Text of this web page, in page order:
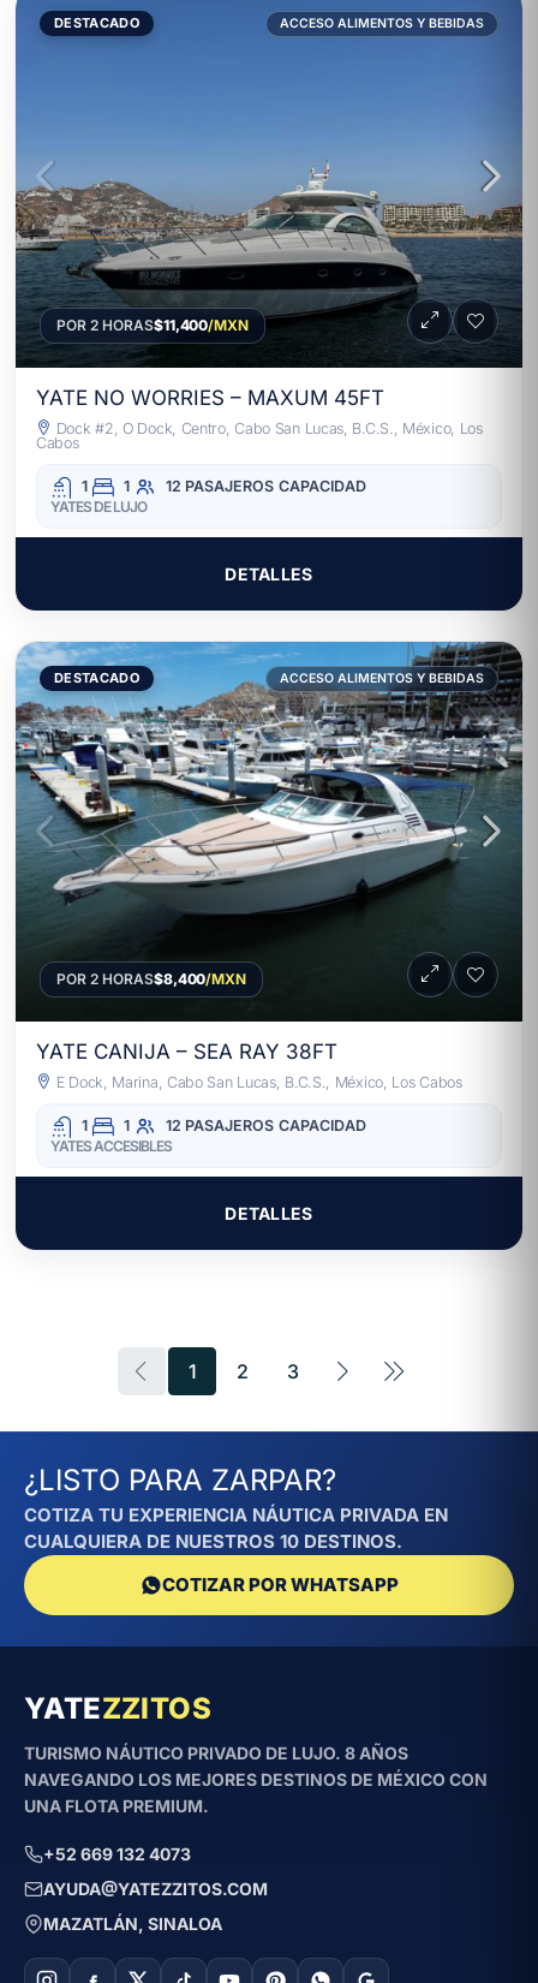
DESTACADO ACCESO ALIMENTOS Y BEBIDAS
POR 2 HORAS$11,400/MXN
YATE NO WORRIES – MAXUM 45FT
Dock #2, O Dock, Centro, Cabo San Lucas, B.C.S., México, Los
Cabos
1 1 12 PASAJEROS CAPACIDAD
YATES DE LUJO
DETALLES
DESTACADO ACCESO ALIMENTOS Y BEBIDAS
POR 2 HORAS$8,400/MXN
YATE CANIJA – SEA RAY 38FT
E Dock, Marina, Cabo San Lucas, B.C.S., México, Los Cabos
1 1 12 PASAJEROS CAPACIDAD
YATES ACCESIBLES
DETALLES
1 2 3
¿LISTO PARA ZARPAR?
COTIZA TU EXPERIENCIA NÁUTICA PRIVADA EN
CUALQUIERA DE NUESTROS 10 DESTINOS.
COTIZAR POR WHATSAPP
YATEZZITOS
TURISMO NÁUTICO PRIVADO DE LUJO. 8 AÑOS
NAVEGANDO LOS MEJORES DESTINOS DE MÉXICO CON
UNA FLOTA PREMIUM.
+52 669 132 4073
AYUDA@YATEZZITOS.COM
MAZATLÁN, SINALOA